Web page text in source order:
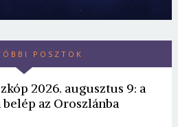
POSZTOK
2026. augusztus 9: a
az Oroszlánba